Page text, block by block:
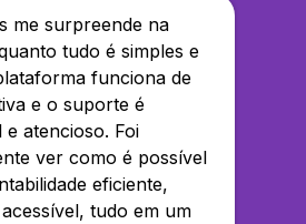
me surpreende na
tudo é simples e
funciona de
e o suporte é
e atencioso. Foi
ver como é possível
eficiente,
tudo em um